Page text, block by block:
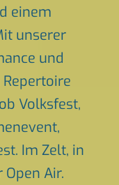
einem
unserer
und
Volksfest,
Im Zelt, in
Air.